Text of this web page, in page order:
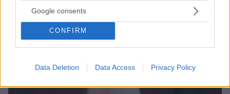
Google consents
CONFIRM
Data Deletion Data Access Privacy Policy